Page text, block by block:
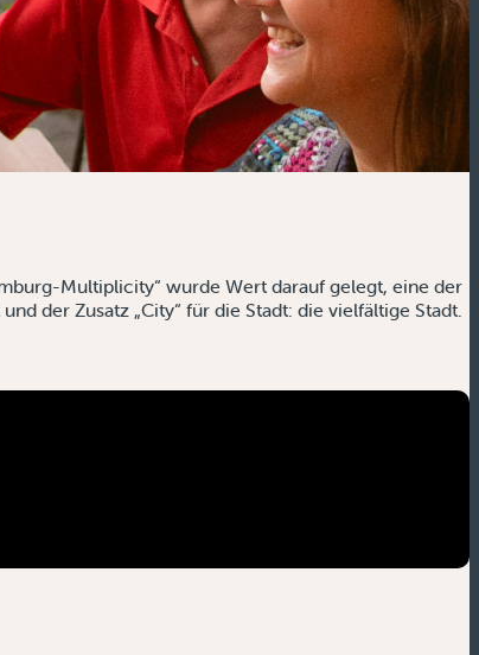
Multiplicity“ wurde Wert darauf gelegt, eine der
der Zusatz „City“ für die Stadt: die vielfältige Stadt.